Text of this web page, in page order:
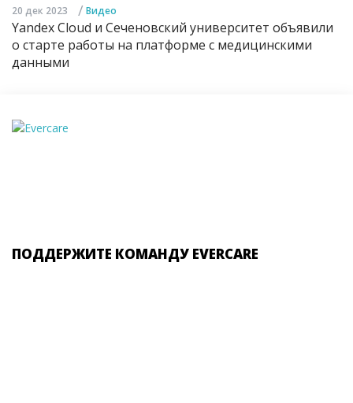
20 дек 2023 / Видео
Yandex Cloud и Сеченовский университет объявили
о старте работы на платформе с медицинскими
данными
ПОДДЕРЖИТЕ КОМАНДУ EVERCARE